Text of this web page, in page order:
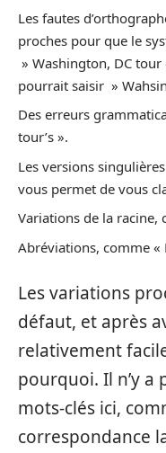
Les fautes
proches pour que le
» Washington, DC
pourrait saisir »
Des erreurs
tour’s ».
Les versions
vous permet de vous
Variations de la racine,
Abréviations, comme «
Les variations
défaut, et après
relativement
pourquoi. Il n’y a
mots-clés ici,
correspondance